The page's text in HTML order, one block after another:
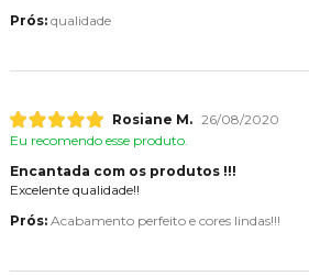
Prós: qualidade
Rosiane M. 26/08/2020
Eu recomendo esse produto.
Encantada com os produtos !!!
Excelente qualidade!!
Prós: Acabamento perfeito e cores lindas!!!